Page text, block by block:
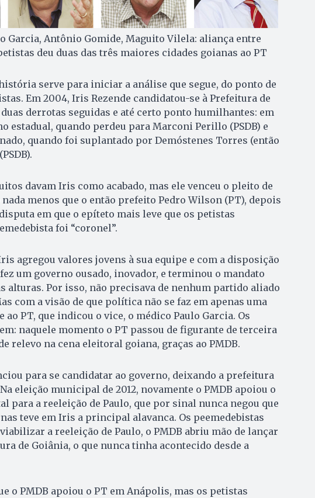
Garcia, Antônio Gomide, Maguito Vilela: aliança entre
deu duas das três maiores cidades goianas ao PT
serve para iniciar a análise que segue, do ponto de
Em 2004, Iris Rezende candidatou-se à Prefeitura de
derrotas seguidas e até certo ponto humilhantes: em
estadual, quando perdeu para Marconi Perillo (PSDB) e
quando foi suplantado por Demóstenes Torres (então
davam Iris como acabado, mas ele venceu o pleito de
menos que o então prefeito Pedro Wilson (PT), depois
em que o epíteto mais leve que os petistas
foi “coronel”.
agregou valores jovens à sua equipe e com a disposição
um governo ousado, inovador, e terminou o mandato
alturas. Por isso, não precisava de nenhum partido aliado
com a visão de que política não se faz em apenas uma
ao PT, que indicou o vice, o médico Paulo Garcia. Os
naquele momento o PT passou de figurante de terceira
relevo na cena eleitoral goiana, graças ao PMDB.
para se candidatar ao governo, deixando a prefeitura
eleição municipal de 2012, novamente o PMDB apoiou o
para a reeleição de Paulo, que por sinal nunca negou que
teve em Iris a principal alavanca. Os peemedebistas
a reeleição de Paulo, o PMDB abriu mão de lançar
de Goiânia, o que nunca tinha acontecido desde a
o PMDB a­poiou o PT em Anápolis, mas os petistas